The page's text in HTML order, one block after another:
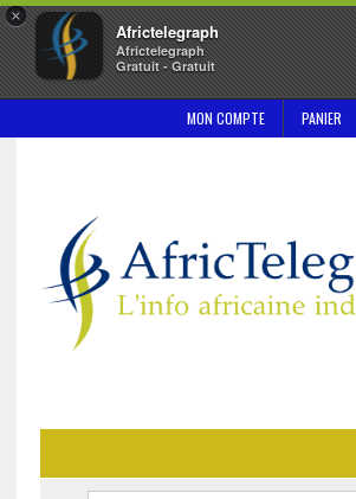
×
Africtelegraph
Africtelegraph
Gratuit - Gratuit
MON COMPTE PANIER